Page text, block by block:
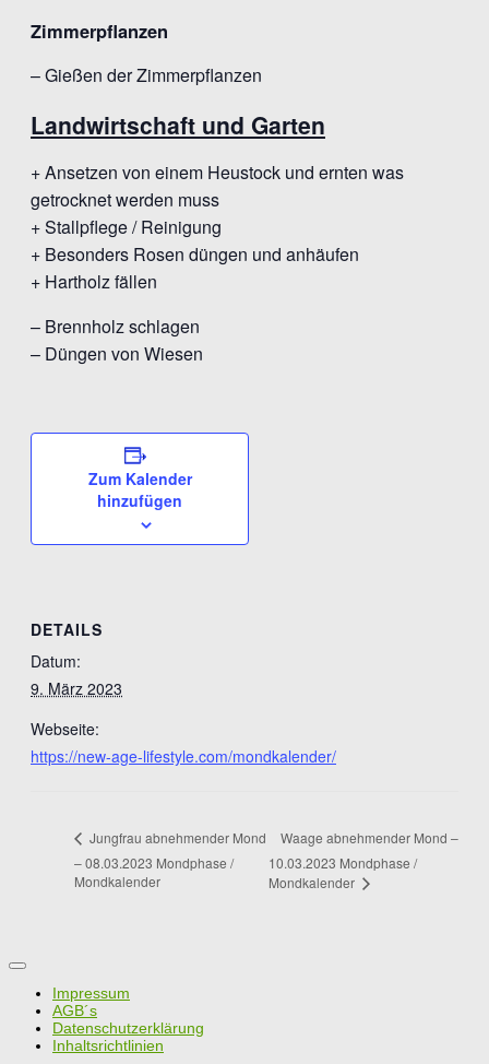
Zimmerpflanzen
– Gießen der Zimmerpflanzen
Landwirtschaft und Garten
+ Ansetzen von einem Heustock und ernten was
getrocknet werden muss
+ Stallpflege / Reinigung
+ Besonders Rosen düngen und anhäufen
+ Hartholz fällen
– Brennholz schlagen
– Düngen von Wiesen
Zum Kalender
hinzufügen
DETAILS
Datum:
9. März 2023
Webseite:
https://new-age-lifestyle.com/mondkalender/
Jungfrau abnehmender Mond
– 08.03.2023 Mondphase /
Mondkalender
Waage abnehmender Mond –
10.03.2023 Mondphase /
Mondkalender
Impressum
AGB´s
Datenschutzerklärung
Inhaltsrichtlinien